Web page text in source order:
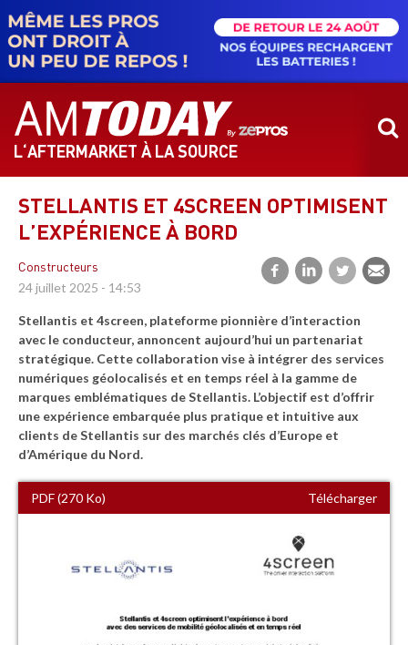
contenu
principal
L‘AFTERMARKET À LA SOURCE
STELLANTIS ET 4SCREEN OPTIMISENT
L’EXPÉRIENCE À BORD
Constructeurs
24 juillet 2025 - 14:53
Stellantis et 4screen, plateforme pionnière d’interaction
avec le conducteur, annoncent aujourd’hui un partenariat
stratégique. Cette collaboration vise à intégrer des services
numériques géolocalisés et en temps réel à la gamme de
marques emblématiques de Stellantis. L’objectif est d’offrir
une expérience embarquée plus pratique et intuitive aux
clients de Stellantis sur des marchés clés d’Europe et
d’Amérique du Nord.
PDF (270 Ko) Télécharger